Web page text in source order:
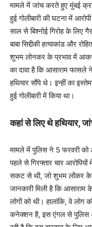
मामले में जांच करते हुए मुंबई
हुई गोलीबारी की घटना में
साल से बिश्नोई गिरोह के लिए
बाबा सिद्दीकी हत्याकांड और
शुभम लोनकर के प्रभाव में आकर
का दावा है कि आसाराम
हथियार सौंपे थे। इन्हीं का
हुई गोलीबारी में किया था।
कहां से लिए थे हथियार,
मामले में पुलिस ने 5 फरवरी को
पहले से गिरफ्तार चार
सकट से थी, जो शुभम लोंकर के
जानकारी मिली है कि
लोगों को थी। हालांकि, वे
कनेक्शन है, इस एंगल से पुलिस